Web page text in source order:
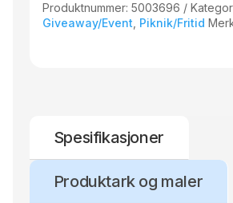
Produktnummer:5003696
Giveaway/Event Piknik/Fritid
Spesifikasjoner
Produktark og maler